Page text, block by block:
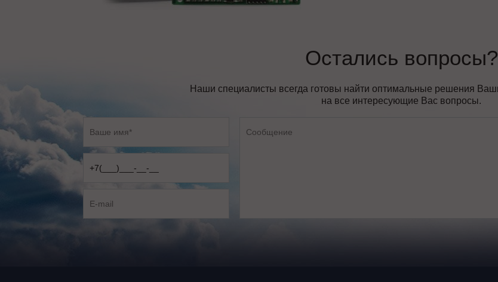
Остались вопросы?
Наши специалисты всегда готовы найти оптимальные решения
на все интересующие Вас вопросы.